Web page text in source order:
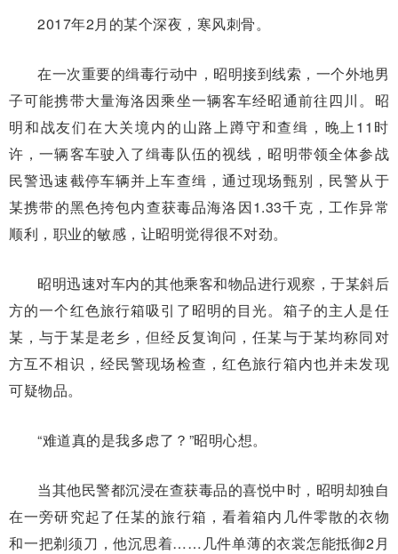
2017年2月的某个深夜，寒风刺骨。
在一次重要的缉毒行动中，昭明接到线索，一个外地男
子可能携带大量海洛因乘坐一辆客车经昭通前往四川。昭
明和战友们在大关境内的山路上蹲守和查缉，晚上11时
许，一辆客车驶入了缉毒队伍的视线，昭明带领全体参战
民警迅速截停车辆并上车查缉，通过现场甄别，民警从于
某携带的黑色挎包内查获毒品海洛因1.33千克，工作异常
顺利，职业的敏感，让昭明觉得很不对劲。
昭明迅速对车内的其他乘客和物品进行观察，于某斜后
方的一个红色旅行箱吸引了昭明的目光。箱子的主人是任
某，与于某是老乡，但经反复询问，任某与于某均称同对
方互不相识，经民警现场检查，红色旅行箱内也并未发现
可疑物品。
“难道真的是我多虑了？”昭明心想。
当其他民警都沉浸在查获毒品的喜悦中时，昭明却独自
在一旁研究起了任某的旅行箱，看着箱内几件零散的衣物
和一把剃须刀，他沉思着……几件单薄的衣裳怎能抵御2月